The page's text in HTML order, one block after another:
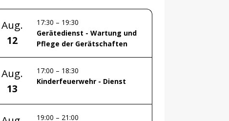
Aug.
12
17:30 – 19:30
Gerätedienst - Wartung und
Pflege der Gerätschaften
Aug.
13
17:00 – 18:30
Kinderfeuerwehr - Dienst
19:00 – 21:00